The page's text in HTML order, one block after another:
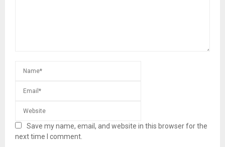
Save my name, email, and website in this browser for the
next time I comment.